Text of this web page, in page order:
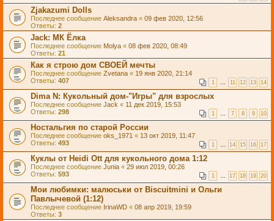
Zjakazumi Dolls
Последнее сообщение Aleksandra « 09 фев 2020, 12:56
Ответы: 2
Jack: МК Ёлка
Последнее сообщение Molya « 08 фев 2020, 08:49
Ответы: 21
Как я строю дом СВОЕЙ мечты
Последнее сообщение Zvetana « 19 янв 2020, 21:14
Ответы: 407 1 … 11 12 13 14
Dima N: Кукольный дом-"Игры" для взрослых
Последнее сообщение Jack « 11 дек 2019, 15:53
Ответы: 298 1 … 7 8 9 10
Ностальгия по старой России
Последнее сообщение oks_1971 « 13 окт 2019, 11:47
Ответы: 493 1 … 14 15 16 17
Куклы от Heidi Ott для кукольного дома 1:12
Последнее сообщение Junia « 29 июл 2019, 00:26
Ответы: 593 1 … 17 18 19 20
Мои любимки: малюськи от Biscuitmini и Ольги
Павлычевой (1:12)
Последнее сообщение IrinaWD « 08 апр 2019, 19:59
Ответы: 3